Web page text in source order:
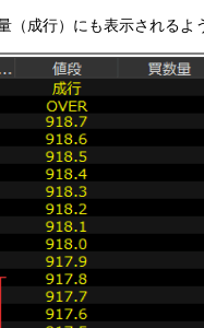
成行）にも表示されるよ